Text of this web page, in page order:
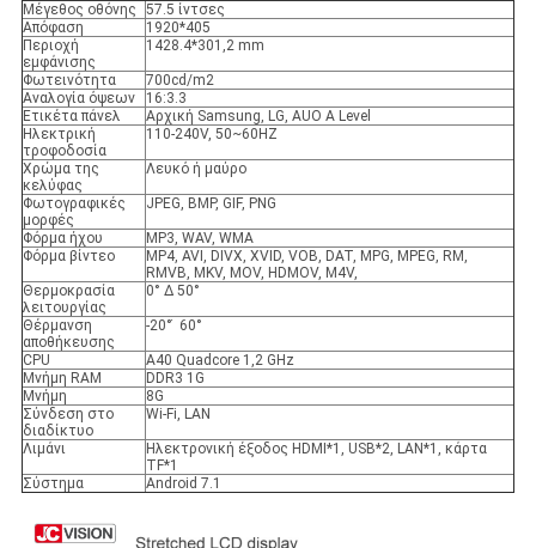
Μέγεθος οθόνης
57.5 ίντσες
Απόφαση
1920*405
Περιοχή
εμφάνισης
1428.4*301,2 mm
Φωτεινότητα
700cd/m2
Αναλογία όψεων
16:3.3
Ετικέτα πάνελ
Αρχική Samsung, LG, AUO A Level
Ηλεκτρική
τροφοδοσία
110-240V, 50~60HZ
Χρώμα της
κελύφας
Λευκό ή μαύρο
Φωτογραφικές
μορφές
JPEG, BMP, GIF, PNG
Φόρμα ήχου
MP3, WAV, WMA
Φόρμα βίντεο
MP4, AVI, DIVX, XVID, VOB, DAT, MPG, MPEG, RM,
RMVB, MKV, MOV, HDMOV, M4V,
Θερμοκρασία
λειτουργίας
0° ∆ 50°
Θέρμανση
αποθήκευσης
-20° ̇ 60°
CPU
Α40 Quadcore 1,2 GHz
Μνήμη RAM
DDR3 1G
Μνήμη
8G
Σύνδεση στο
διαδίκτυο
Wi-Fi, LAN
Λιμάνι
Ηλεκτρονική έξοδος HDMI*1, USB*2, LAN*1, κάρτα
TF*1
Σύστημα
Android 7.1